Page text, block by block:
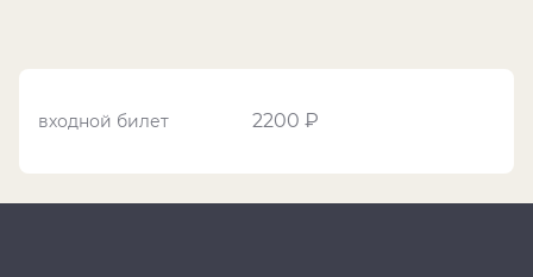
входной билет 2200 ₽